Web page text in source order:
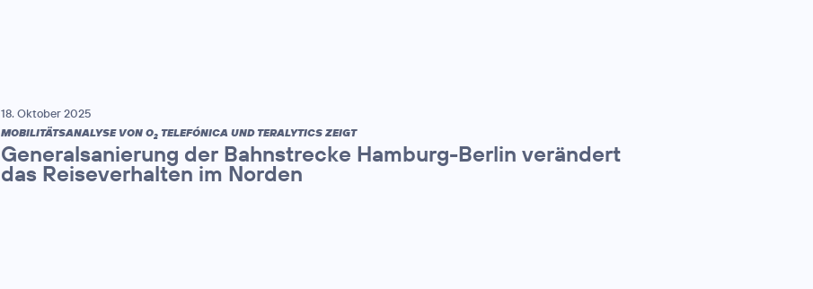
18. Oktober 2025
MOBILITÄTSANALYSE VON O2 TELEFÓNICA UND TERALYTICS ZEIGT
Generalsanierung der Bahnstrecke Hamburg-Berlin verändert
das Reiseverhalten im Norden